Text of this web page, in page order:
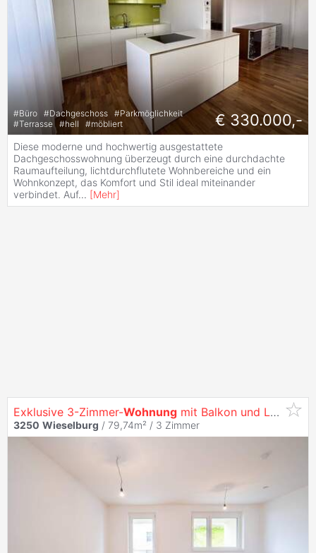
#Büro #Dachgeschoss #Parkmöglichkeit
#Terrasse #hell #möbliert € 330.000,-
Diese moderne und hochwertig ausgestattete
Dachgeschosswohnung überzeugt durch eine durchdachte
Raumaufteilung, lichtdurchflutete Wohnbereiche und ein
Wohnkonzept, das Komfort und Stil ideal miteinander
verbindet. Auf... [Mehr]
Exklusive 3-Zimmer-Wohnung mit Balkon und Loggia in
3250 Wieselburg / 79,74m² / 3 Zimmer